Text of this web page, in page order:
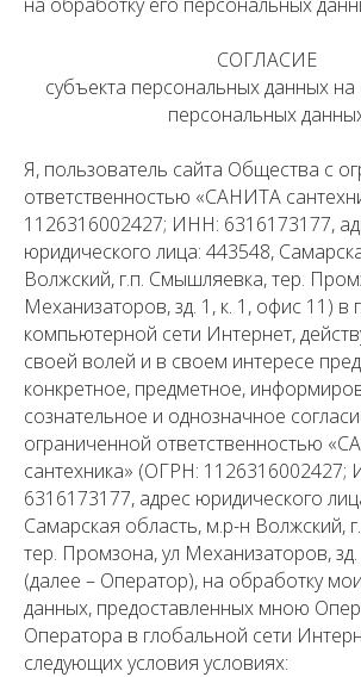
СОГЛАСИЕ
субъекта персональных данных на
персональных
Я, пользователь сайта Общества с
ответственностью «САНИТА
1126316002427; ИНН: 6316173177,
юридического лица: 443548,
Волжский, г.п. Смышляевка, тер.
Механизаторов, зд. 1, к. 1, офис 11) в
компьютерной сети Интернет,
своей волей и в своем интересе
конкретное, предметное,
сознательное и однозначное
ограниченной ответственностью
сантехника» (ОГРН: 1126316002427;
6316173177, адрес юридического
Самарская область, м.р-н Волжский,
тер. Промзона, ул Механизаторов, зд.
(далее – Оператор), на обработку
данных, предоставленных мною
Оператора в глобальной сети
следующих условия условиях: